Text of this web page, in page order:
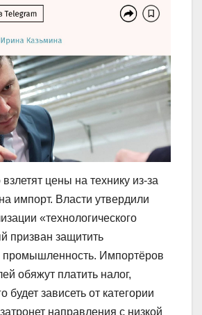
цены на технику из-за
импорт. Власти утвердили
«технологического
призван защитить
промышленность. Импортёров
обяжут платить налог,
будет зависеть от категории
направления с низкой